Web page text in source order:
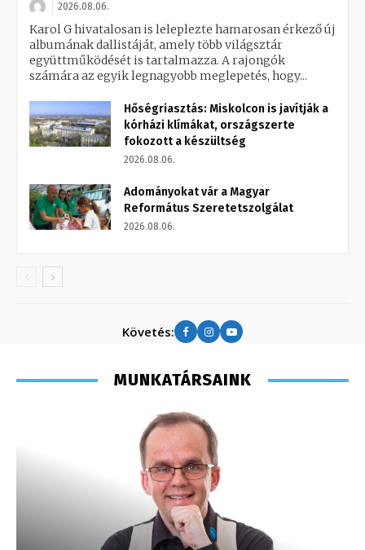
2026.08.06.
Karol G hivatalosan is leleplezte hamarosan érkező új
albumának dallistáját, amely több világsztár
együttműködését is tartalmazza. A rajongók
számára az egyik legnagyobb meglepetés, hogy...
Hőségriasztás: Miskolcon is javítják a
kórházi klímákat, országszerte
fokozott a készültség
2026.08.06.
Adományokat vár a Magyar
Református Szeretetszolgálat
2026.08.06.
Követés:
MUNKATÁRSAINK